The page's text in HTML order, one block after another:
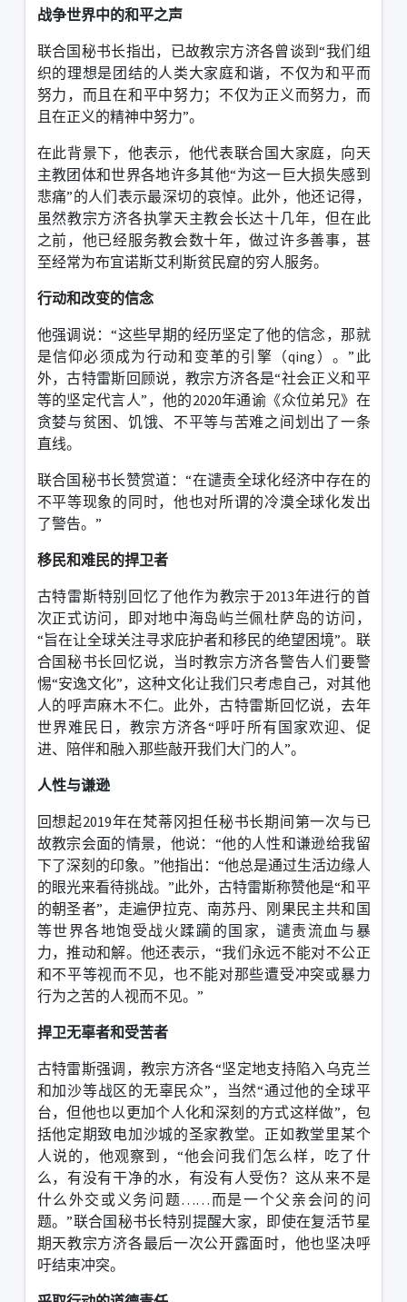
战争世界中的和平之声
联合国秘书长指出，已故教宗方济各曾谈到“我们组
织的理想是团结的人类大家庭和谐，不仅为和平而
努力，而且在和平中努力；不仅为正义而努力，而
且在正义的精神中努力”。
在此背景下，他表示，他代表联合国大家庭，向天
主教团体和世界各地许多其他“为这一巨大损失感到
悲痛”的人们表示最深切的哀悼。此外，他还记得，
虽然教宗方济各执掌天主教会长达十几年，但在此
之前，他已经服务教会数十年，做过许多善事，甚
至经常为布宜诺斯艾利斯贫民窟的穷人服务。
行动和改变的信念
他强调说：“这些早期的经历坚定了他的信念，那就
是信仰必须成为行动和变革的引擎（qing ）。” 此
外，古特雷斯回顾说，教宗方济各是“社会正义和平
等的坚定代言人” ，他的2020年通谕《众位弟兄》在
贪婪与贫困、饥饿、不平等与苦难之间划出了一条
直线。
联合国秘书长赞赏道：“在谴责全球化经济中存在的
不平等现象的同时，他也对所谓的冷漠全球化发出
了警告。 ”
移民和难民的捍卫者
古特雷斯特别回忆了他作为教宗于2013年进行的首
次正式访问，即对地中海岛屿兰佩杜萨岛的访问，
“旨在让全球关注寻求庇护者和移民的绝望困境”。联
合国秘书长回忆说，当时教宗方济各警告人们要警
惕“安逸文化”，这种文化让我们只考虑自己，对其他
人的呼声麻木不仁。此外，古特雷斯回忆说，去年
世界难民日，教宗方济各“呼吁所有国家欢迎、促
进、陪伴和融入那些敲开我们大门的人”。
人性与谦逊
回想起2019年在梵蒂冈担任秘书长期间第一次与已
故教宗会面的情景，他说： “他的人性和谦逊给我留
下了深刻的印象。 ”他指出：“他总是通过生活边缘人
的眼光来看待挑战。 ”此外，古特雷斯称赞他是“和平
的朝圣者”，走遍伊拉克、南苏丹、刚果民主共和国
等世界各地饱受战火蹂躏的国家，谴责流血与暴
力，推动和解。他还表示， “我们永远不能对不公正
和不平等视而不见，也不能对那些遭受冲突或暴力
行为之苦的人视而不见。 ”
捍卫无辜者和受苦者
古特雷斯强调，教宗方济各“坚定地支持陷入乌克兰
和加沙等战区的无辜民众” ，当然“通过他的全球平
台，但他也以更加个人化和深刻的方式这样做”，包
括他定期致电加沙城的圣家教堂。正如教堂里某个
人说的，他观察到， “他会问我们怎么样，吃了什
么，有没有干净的水，有没有人受伤？这从来不是
什么外交或义务问题……而是一个父亲会问的问
题。”联合国秘书长特别提醒大家，即使在复活节星
期天教宗方济各最后一次公开露面时，他也坚决呼
吁结束冲突。